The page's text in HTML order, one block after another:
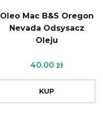
Oleo Mac B&S Oregon
Nevada Odsysacz
Oleju
40.00 zł
KUP